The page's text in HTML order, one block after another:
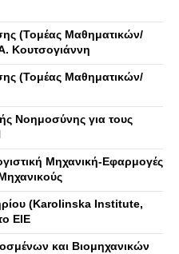
(Τομέας Μαθηματικών/
Κουτσογιάννη
(Τομέας Μαθηματικών/
Νοημοσύνης για τους
Μηχανική-Εφαρμογές
(Karolinska Institute,
ΕΙΕ
και Βιομηχανικών